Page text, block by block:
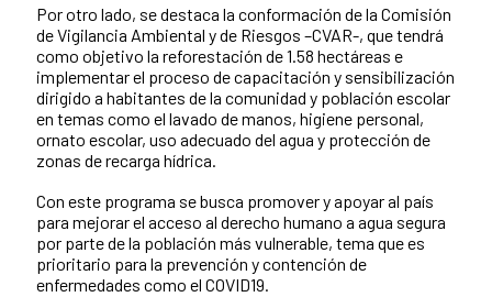
Por otro lado, se destaca la conformación de la Comisión
de Vigilancia Ambiental y de Riesgos –CVAR-, que tendrá
como objetivo la reforestación de 1.58 hectáreas e
implementar el proceso de capacitación y sensibilización
dirigido a habitantes de la comunidad y población escolar
en temas como el lavado de manos, higiene personal,
ornato escolar, uso adecuado del agua y protección de
zonas de recarga hídrica.
Con este programa se busca promover y apoyar al país
para mejorar el acceso al derecho humano a agua segura
por parte de la población más vulnerable, tema que es
prioritario para la prevención y contención de
enfermedades como el COVID19.